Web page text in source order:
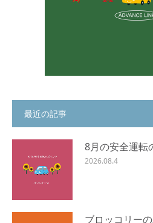
最近の記事
8月の安全運転
2026.08.4
ブロッコリー